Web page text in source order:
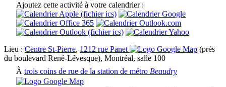
Ajoutez cette activité à votre calendrier :
Lieu : Centre St-Pierre, 1212 rue Panet
(près
du boulevard René-Lévesque), Montréal, salle 100
À trois coins de rue de la station de métro Beaudry